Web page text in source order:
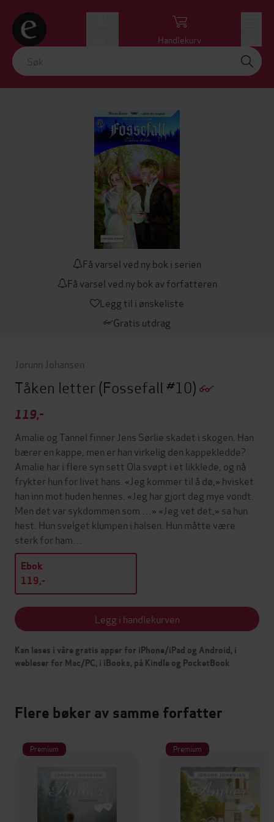
Handlekurv
Få varsel ved ny bok i serien
Få varsel ved ny bok av forfatteren
Legg til i ønskeliste
Gratis utdrag
Jorunn Johansen
Tåken letter(Fossefall #10)
119,-
Amalie og Tannel finner Jens Sørlie skadet i skogen. Han
bærer en kappe, men er han virkelig den kappekledde?
Amalie har i flere syn sett Ola svøpt i et likklede, og nå
frykter hun for livet hans. «Jeg kommer til å dø,» hvisket
han inn mot huden hennes. «Jeg har gjort deg mye vondt.
Men det var sykdommen som …» «Jeg vet det,» sa hun
hest. Hun svelget klumpen i halsen. Hun måtte være
sterk for ham…
Ebok
119,-
Legg i handlekurven
Kan leses i våre gratis apper for iPhone/iPad og Android, i
webleser for Mac/PC, i iBooks, på Kindle og PocketBook
Flere bøker av samme forfatter
Premium Premium